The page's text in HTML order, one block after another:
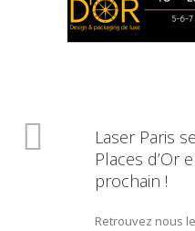
Laser Paris
Places d’Or
prochain !
Retrouvez nous